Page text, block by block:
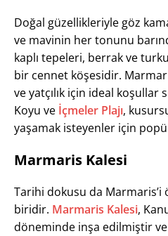
Doğal güzellikleriyle göz
ve mavinin her tonunu
kaplı tepeleri, berrak ve
bir cennet köşesidir.
ve yatçılık için ideal
Koyu ve İçmeler Plajı,
yaşamak isteyenler için
Marmaris Kalesi
Tarihi dokusu da Marmaris’i
biridir. Marmaris Kalesi,
döneminde inşa edilmiştir